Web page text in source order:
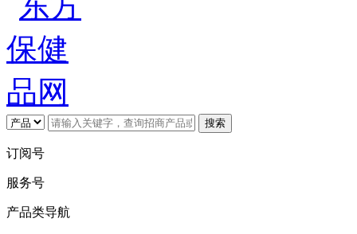
搜索
订阅号
服务号
产品类导航